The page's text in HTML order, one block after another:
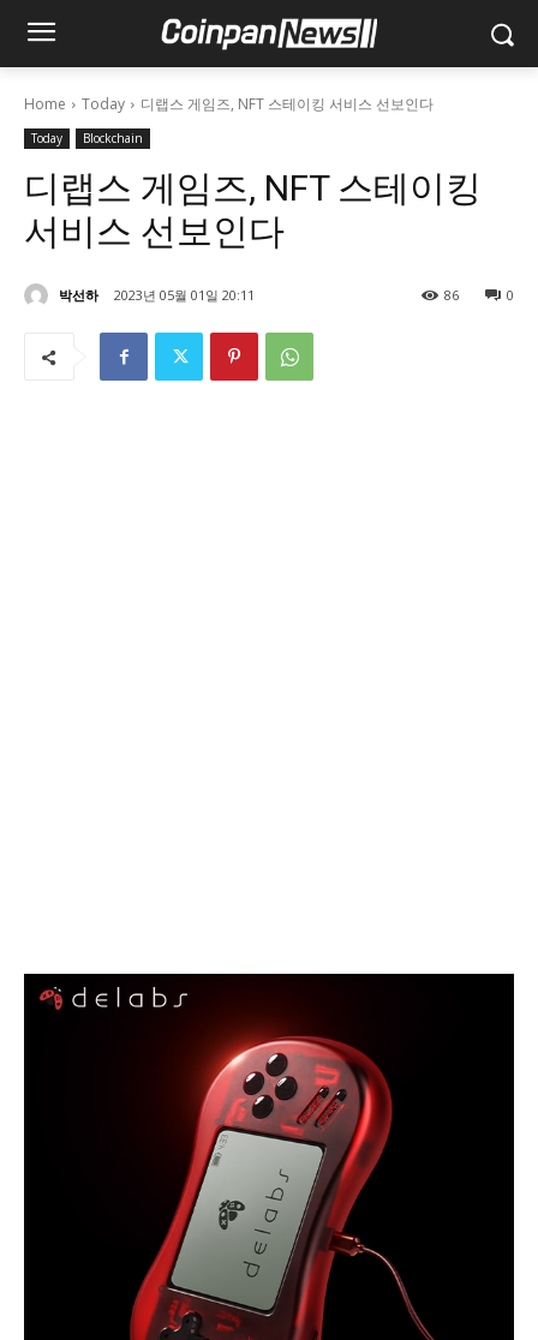
Home Today 디랩스 게임즈, NFT 스테이킹 서비스 선보인다
Today Blockchain
디랩스 게임즈, NFT 스테이킹
서비스 선보인다
박선하 2023년 05월 01일 20:11 0
86